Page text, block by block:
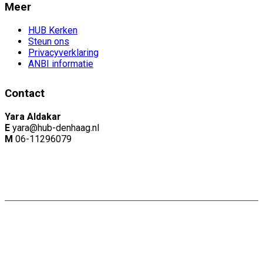
Meer
HUB Kerken
Steun ons
Privacyverklaring
ANBI informatie
Contact
Yara Aldakar
E yara@hub-denhaag.nl
M 06-11296079